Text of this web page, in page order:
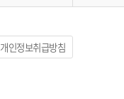
개인정보취급방침